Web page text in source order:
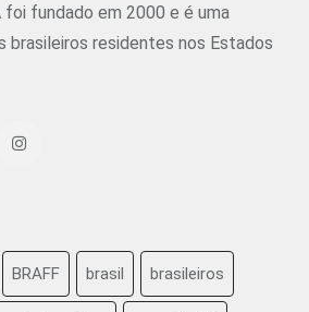
fundado em 2000 e é uma
brasileiros residentes nos Estados
BRAFF brasil brasileiros